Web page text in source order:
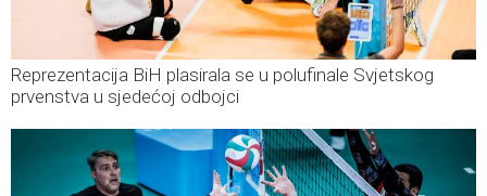
Reprezentacija BiH plasirala se u polufinale Svjetskog
prvenstva u sjedećoj odbojci